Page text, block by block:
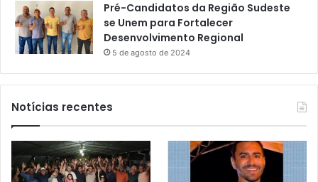
Pré-Candidatos da Região Sudeste
se Unem para Fortalecer
Desenvolvimento Regional
5 de agosto de 2024
Notícias recentes